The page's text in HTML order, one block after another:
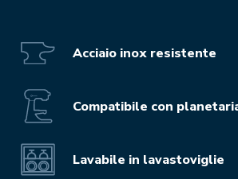
Acciaio inox resistente
Compatibile con
Lavabile in lavastoviglie